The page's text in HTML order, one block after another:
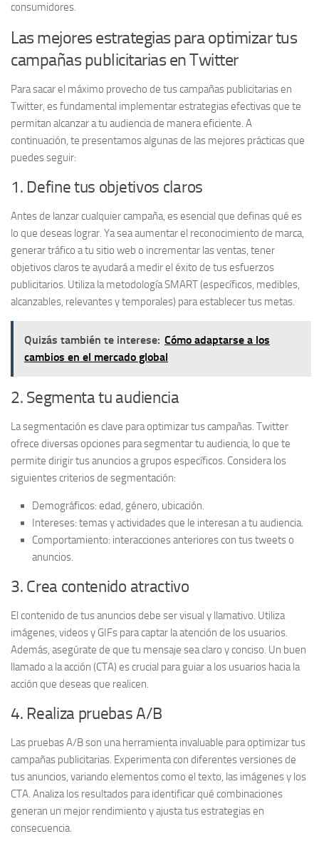
consumidores.
Las mejores estrategias para optimizar tus
campañas publicitarias en Twitter
Para sacar el máximo provecho de tus campañas publicitarias en
Twitter, es fundamental implementarestrategias efectivasque te
permitan alcanzar a tu audiencia de manera eficiente. A
continuación, te presentamos algunas de las mejores prácticas que
puedes seguir:
1. Define tus objetivos claros
Antes de lanzar cualquier campaña, es esencial que definas qué es
lo que deseas lograr. Ya sea aumentar el reconocimiento de marca,
generar tráfico a tu sitio web o incrementar las ventas, tener
objetivos claros te ayudará a medir el éxito de tus esfuerzos
publicitarios. Utiliza la metodología SMART (específicos, medibles,
alcanzables, relevantes y temporales) para establecer tus metas.
Quizás también te interese: Cómo adaptarse a los
cambios en el mercado global
2. Segmenta tu audiencia
La segmentación es clave para optimizar tus campañas. Twitter
ofrece diversas opciones parasegmentar tu audiencia, lo que te
permite dirigir tus anuncios a grupos específicos. Considera los
siguientes criterios de segmentación:
Demográficos: edad, género, ubicación.
Intereses: temas y actividades que le interesan a tu audiencia.
Comportamiento: interacciones anteriores con tus tweets o
anuncios.
3. Crea contenido atractivo
El contenido de tus anuncios debe servisual y llamativo. Utiliza
imágenes, videos y GIFs para captar la atención de los usuarios.
Además, asegúrate de que tu mensaje sea claro y conciso. Un buen
llamado a la acción (CTA) es crucial para guiar a los usuarios hacia la
acción que deseas que realicen.
4. Realiza pruebas A/B
Las pruebas A/B son una herramienta invaluable para optimizar tus
campañas publicitarias. Experimenta con diferentes versiones de
tus anuncios, variando elementos como el texto, las imágenes y los
CTA. Analiza los resultados para identificar qué combinaciones
generan un mejor rendimiento y ajusta tus estrategias en
consecuencia.